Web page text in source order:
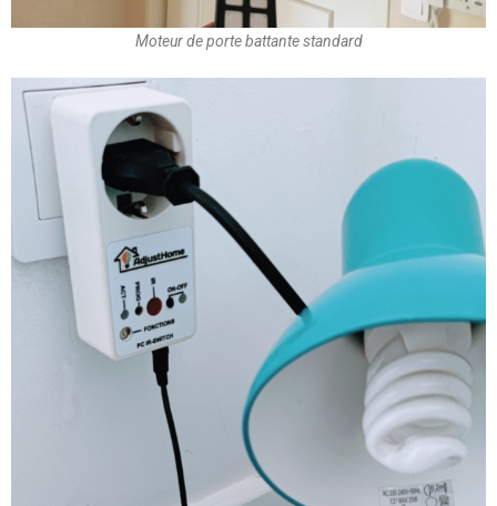
Moteur de porte battante standard